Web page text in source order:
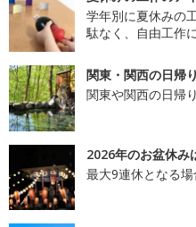
学年別に夏休みの
駄なく、自由工作
関東・関西の日帰
関東や関西の日帰
2026年のお盆休み
最大9連休となる場